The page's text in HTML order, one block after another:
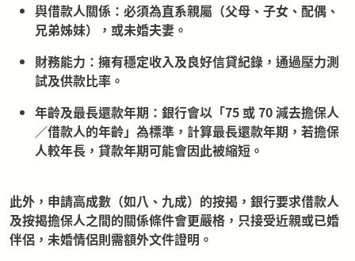
與借款人關係：必須為直系親屬（父母、子女、配偶、
兄弟姊妹），或未婚夫妻。
財務能力：擁有穩定收入及良好信貸紀錄，通過壓力測
試及供款比率。
年齡及最長還款年期：銀行會以「75 或 70 減去擔保人
／借款人的年齡」為標準，計算最長還款年期，若擔保
人較年長，貸款年期可能會因此被縮短。
此外，申請高成數（如八、九成）的按揭，銀行要求借款人
及按揭擔保人之間的關係條件會更嚴格，只接受近親或已婚
伴侶，未婚情侶則需額外文件證明 。